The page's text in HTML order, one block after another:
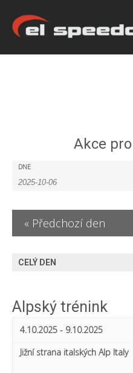
Akce
A
e
S
a
c
A
c
e
S
a
DNE
« Předchozí den
CELÝ DEN
Alpský trénink
4.10.2025 - 9.10.2025
Jižní strana italských Alp Italy